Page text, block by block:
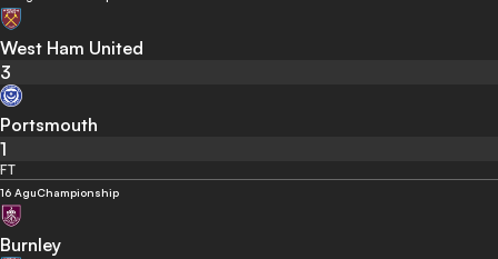
West Ham United
3
Portsmouth
1
FT
16 AguChampionship
Burnley